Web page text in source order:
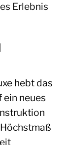
Erlebnis
hebt das
ein neues